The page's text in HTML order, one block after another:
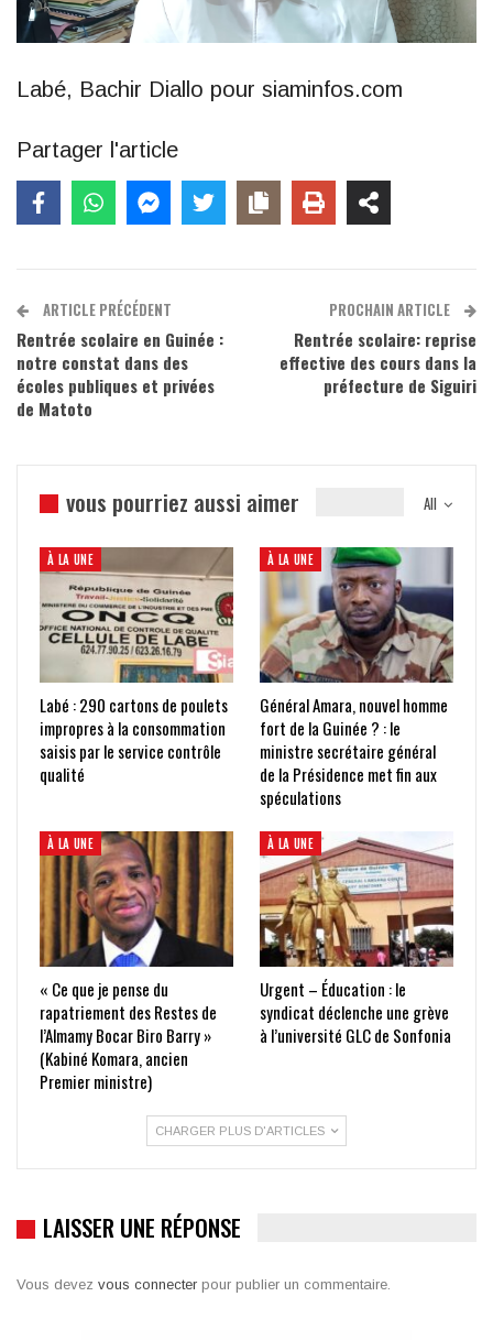
Labé, Bachir Diallo pour siaminfos.com
Partager l'article
ARTICLE PRÉCÉDENT
Rentrée scolaire en Guinée :
notre constat dans des
écoles publiques et privées
de Matoto
PROCHAIN ARTICLE
Rentrée scolaire: reprise
effective des cours dans la
préfecture de Siguiri
All
vous pourriez aussi aimer
À LA UNE
Labé : 290 cartons de poulets
impropres à la consommation
saisis par le service contrôle
qualité
À LA UNE
Général Amara, nouvel homme
fort de la Guinée ? : le
ministre secrétaire général
de la Présidence met fin aux
spéculations
À LA UNE
« Ce que je pense du
rapatriement des Restes de
l’Almamy Bocar Biro Barry »
(Kabiné Komara, ancien
Premier ministre)
À LA UNE
Urgent – Éducation : le
syndicat déclenche une grève
à l’université GLC de Sonfonia
CHARGER PLUS D'ARTICLES
LAISSER UNE RÉPONSE
Vous devez vous connecter pour publier un commentaire.